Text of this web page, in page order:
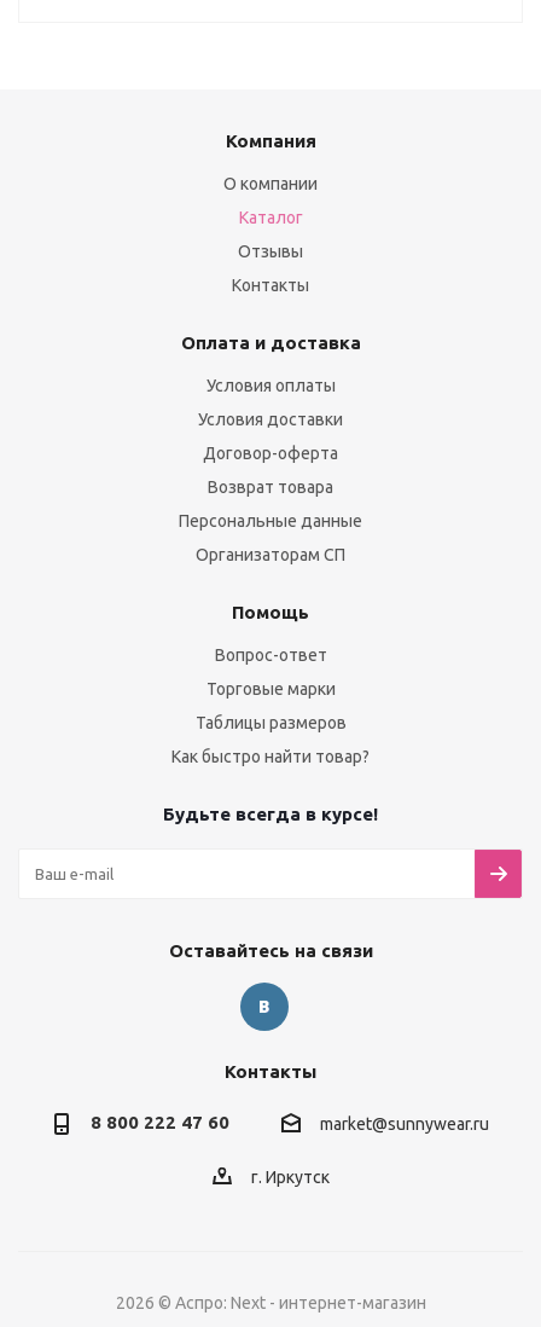
Компания
О компании
Каталог
Отзывы
Контакты
Оплата и доставка
Условия оплаты
Условия доставки
Договор-оферта
Возврат товара
Персональные данные
Организаторам СП
Помощь
Вопрос-ответ
Торговые марки
Таблицы размеров
Как быстро найти товар?
Будьте всегда в курсе!
Оставайтесь на связи
Контакты
8 800 222 47 60 market@sunnywear.ru
г. Иркутск
2026 © Аспро: Next - интернет-магазин